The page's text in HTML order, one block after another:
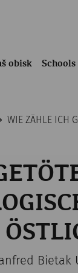
obisk Schools
WIE ZÄHLE ICH